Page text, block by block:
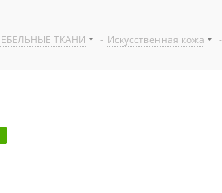
ТКАНИ - Искусственная кожа -